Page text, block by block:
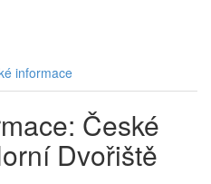
informace
České
Dvořiště